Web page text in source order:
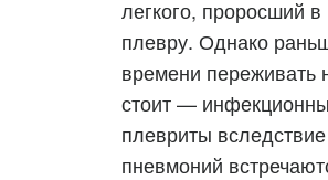
легкого, проросший в
плевру. Однако
времени переживать
стоит —
плевриты вследствие
пневмоний